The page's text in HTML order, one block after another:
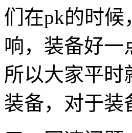
们在pk的时
响，装备好一
所以大家平时
装备，对于装